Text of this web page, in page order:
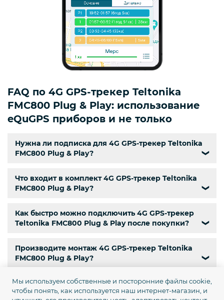
FAQ по 4G GPS-трекер Teltonika
FMC800 Plug & Play: использование
eQuGPS приборов и не только
Нужна ли подписка для 4G GPS-трекер Teltonika
FMC800 Plug & Play?
❯
Что входит в комплект 4G GPS-трекер Teltonika
FMC800 Plug & Play?
❯
Как быстро можно подключить 4G GPS-трекер
Teltonika FMC800 Plug & Play после покупки?
❯
Производите монтаж 4G GPS-трекер Teltonika
FMC800 Plug & Play?
❯
Сколько стоит доставка по Украине? ❯
Мы используем собственные и посторонние файлы cookie,
чтобы понять, как используется наш интернет-магазин, и